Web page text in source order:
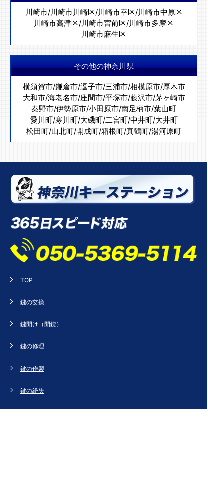
川崎市/川崎市川崎区/川崎市幸区/川崎市中原区
川崎市高津区/川崎市宮前区/川崎市多摩区
川崎市麻生区
その他の神奈川県
横須賀市/鎌倉市/逗子市/三浦市/相模原市/厚木市
大和市/海老名市/座間市/平塚市/藤沢市/茅ヶ崎市
秦野市/伊勢原市/小田原市/南足柄市/葉山町
愛川町/寒川町/大磯町/二宮町/中井町/大井町
松田町/山北町/開成町/箱根町/真鶴町/湯河原町
TOP
鍵の交換
鍵開け（開錠）
鍵の修理
鍵の作製
鍵の紛失